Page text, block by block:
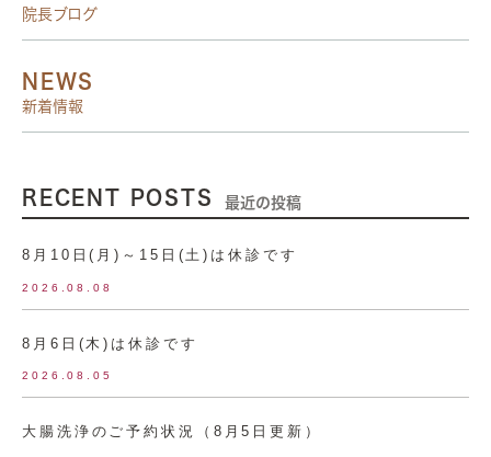
院長ブログ
NEWS
新着情報
RECENT POSTS 最近の投稿
8月10日(月)～15日(土)は休診です
2026.08.08
8月6日(木)は休診です
2026.08.05
大腸洗浄のご予約状況（8月5日更新）